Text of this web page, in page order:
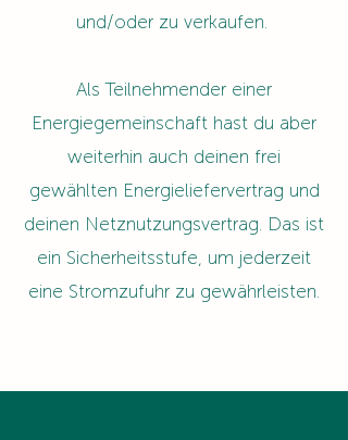
und/oder zu verkaufen.
Als Teilnehmender einer
Energiegemeinschaft hast du aber
weiterhin auch deinen frei
gewählten Energieliefervertrag und
deinen Netznutzungsvertrag. Das ist
ein Sicherheitsstufe, um jederzeit
eine Stromzufuhr zu gewährleisten.